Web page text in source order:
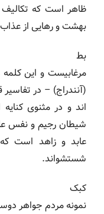
ظاهر است که تکالیف
بهشت و رهایی از
بط
مرغابیست و این
(آنندراج) – در
اند و در مثنوی
شیطان رجیم و نفس
عابد و زاهد است
شستشواند.
کبک
نمونه مردم جواهر